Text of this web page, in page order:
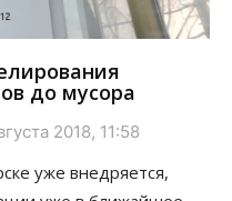
до мусора
2018, 11:58
уже внедряется,